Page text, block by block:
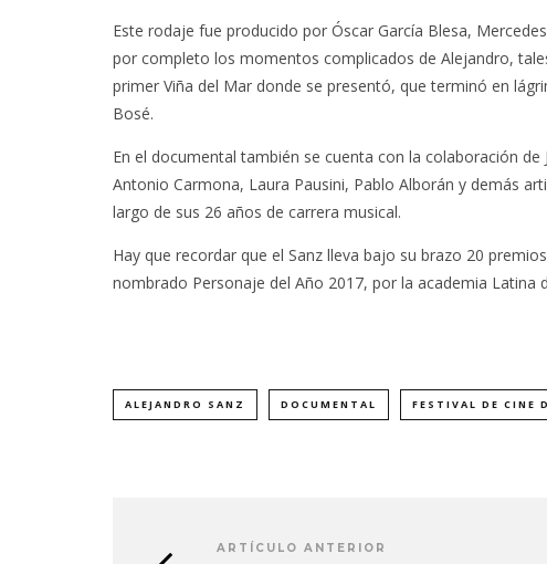
Este rodaje fue producido por Óscar García Blesa,
por completo los momentos complicados de Alejandro,
primer Viña del Mar donde se presentó, que terminó en
Bosé.
En el documental también se cuenta con la colaboración
Antonio Carmona, Laura Pausini, Pablo Alborán y demás
largo de sus 26 años de carrera musical.
Hay que recordar que el Sanz lleva bajo su brazo 20
nombrado Personaje del Año 2017, por la academia Latina
ALEJANDRO SANZ DOCUMENTAL FESTIVAL DE CINE
ARTÍCULO ANTERIOR